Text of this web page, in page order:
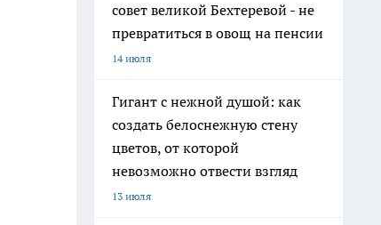
совет великой Бехтеревой - не
превратиться в овощ на пенсии
14 июля
Гигант с нежной душой: как
создать белоснежную стену
цветов, от которой
невозможно отвести взгляд
13 июля